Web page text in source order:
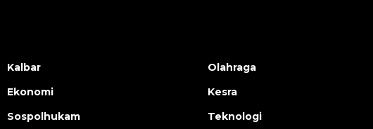
Kalbar
Ekonomi
Sospolhukam
Olahraga
Kesra
Teknologi